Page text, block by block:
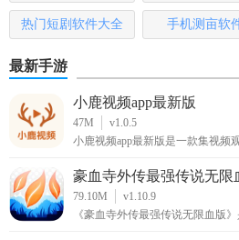
保用户能够持续获得最新的学习资
科学钢琴作为一款专为钢琴学习者
学资源、个性化的学习计划、智能
功能都为用户提供了极大的便利和
来的美好体验。无论是初学者还是
者，都能在科学钢琴中找到适合自
本
哪些
热门短剧软件大全 手机测亩软
最新手游
小鹿视频app最新版
47M
v1.0.5
小鹿视频app最新版是一款集视频
豪血寺外传最强传说无限
79.10M
v1.10.9
《豪血寺外传最强传说无限血版